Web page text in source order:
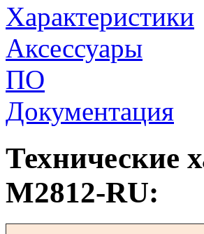
Характеристики
Аксессуары
ПО
Документация
Технические
M2812-RU: